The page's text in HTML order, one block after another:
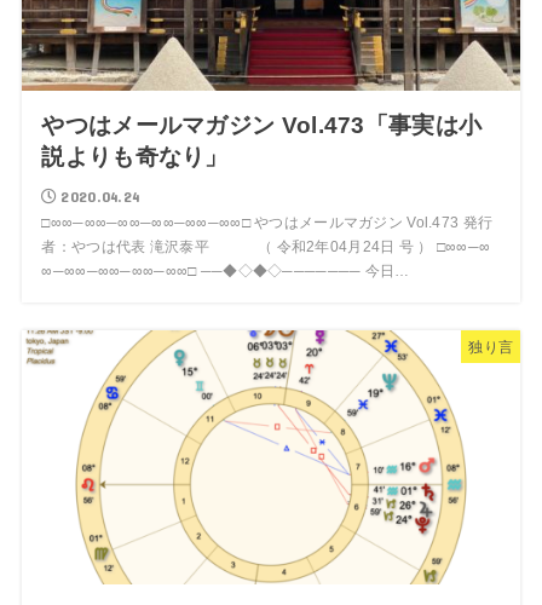
やつはメールマガジン Vol.473「事実は小
説よりも奇なり」
2020.04.24
□∞∞─∞∞─∞∞─∞∞─∞∞─∞∞□ やつはメールマガジン Vol.473 発行
者：やつは代表 滝沢泰平 （ 令和2年04月24日 号 ） □∞∞─∞
∞─∞∞─∞∞─∞∞─∞∞□ ──◆◇◆◇─────── 今日…
独り言